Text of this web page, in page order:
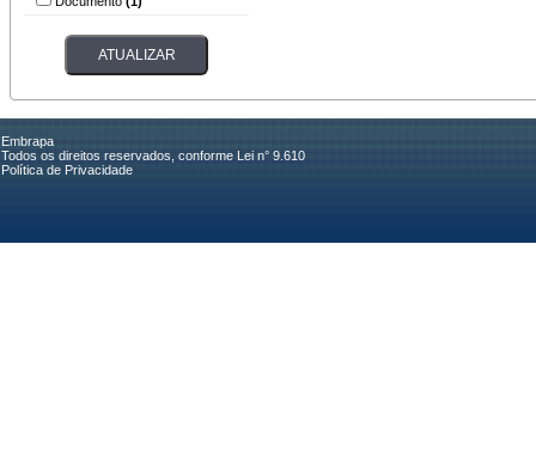
Embrapa
Todos os direitos reservados, conforme Lei n° 9.610
Política de Privacidade